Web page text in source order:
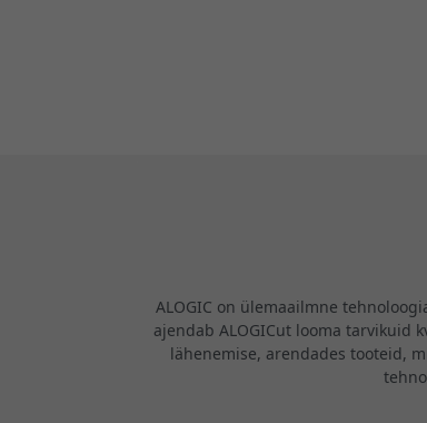
ALOGIC on ülemaailmne
ajendab ALOGICut looma tarvikuid
lähenemise, arendades tooteid,